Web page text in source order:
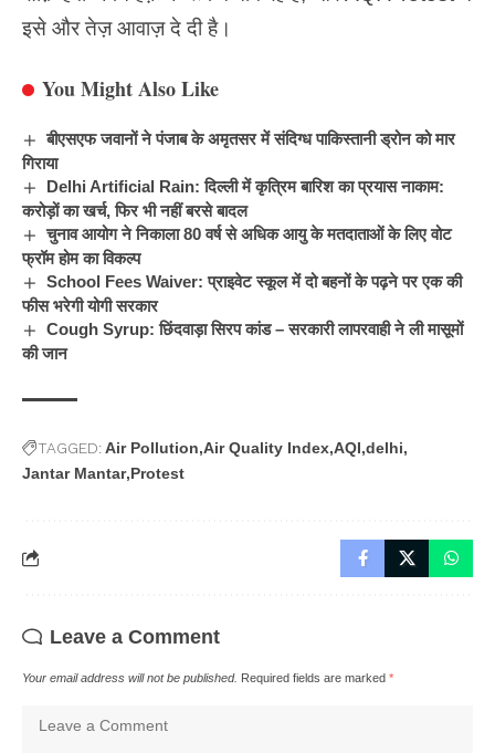
इसे और तेज़ आवाज़ दे दी है।
You Might Also Like
बीएसएफ जवानों ने पंजाब के अमृतसर में संदिग्ध पाकिस्तानी ड्रोन को मार
गिराया
Delhi Artificial Rain: दिल्ली में कृत्रिम बारिश का प्रयास नाकाम:
करोड़ों का खर्च, फिर भी नहीं बरसे बादल
चुनाव आयोग ने निकाला 80 वर्ष से अधिक आयु के मतदाताओं के लिए वोट
फ्रॉम होम का विकल्प
School Fees Waiver: प्राइवेट स्कूल में दो बहनों के पढ़ने पर एक की
फीस भरेगी योगी सरकार
Cough Syrup: छिंदवाड़ा सिरप कांड – सरकारी लापरवाही ने ली मासूमों
की जान
TAGGED:Air Pollution Air Quality Index AQI delhi
Jantar Mantar Protest
Leave a Comment
Your email address will not be published. Required fields are marked *